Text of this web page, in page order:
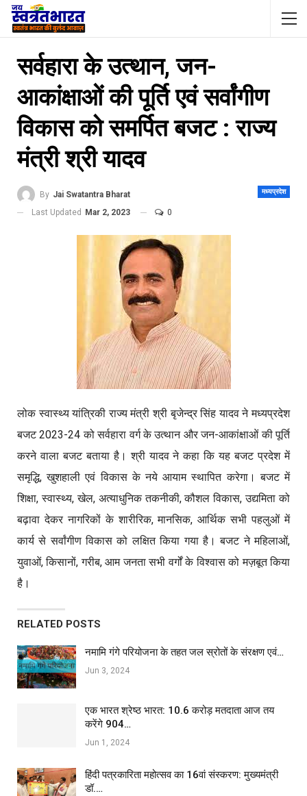
सर्वहारा के उत्थान, जन-
आकांक्षाओं की पूर्ति एवं सर्वांगीण
विकास को समर्पित बजट : राज्य
मंत्री श्री यादव
मध्यप्रदेश
By Jai Swatantra Bharat
Last Updated Mar 2, 2023 0
लोक स्वास्थ्य यांत्रिकी राज्य मंत्री श्री बृजेन्द्र सिंह यादव ने मध्यप्रदेश
बजट 2023-24 को सर्वहारा वर्ग के उत्थान और जन-आकांक्षाओं की पूर्ति
करने वाला बजट बताया है। श्री यादव ने कहा कि यह बजट प्रदेश में
समृद्धि, खुशहाली एवं विकास के नये आयाम स्थापित करेगा। बजट में
शिक्षा, स्वास्थ्य, खेल, अत्याधुनिक तकनीकी, कौशल विकास, उद्यमिता को
बढ़ावा देकर नागरिकों के शारीरिक, मानसिक, आर्थिक सभी पहलुओं में
कार्य से सर्वांगीण विकास को लक्षित किया गया है। बजट ने महिलाओं,
युवाओं, किसानों, गरीब,आम जनता सभी वर्गों के विश्वास को मज़बूत किया
है।
RELATED POSTS
नमामि गंगे परियोजना के तहत जल स्रोतों के संरक्षण एवं…
Jun 3, 2024
एक भारत श्रेष्ठ भारत: 10.6 करोड़ मतदाता आज तय
करेंगे 904…
Jun 1, 2024
हिंदी पत्रकारिता महोत्सव का 16वां संस्करण: मुख्यमंत्री
डॉ.…